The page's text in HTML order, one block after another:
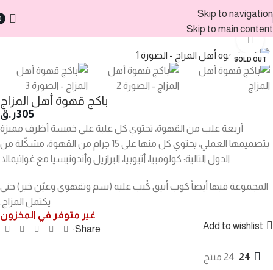
Skip to navigation
Skip to main content
الرئيسية منتجات أخرى
SOLD OUT
Click to enlarge
باكج قهوة أهل المزاج
305ر.ق
أربعة علب من القهوة، تحتوي كل علبة على خمسة أظرف مميزة
بتصميمها العملي، يحتوي كل منها على 15 جرام من القهوة، مشكّلة من
الدول التالية: كولومبيا، أثيوبيا، البرازيل وأندونيسيا مع غواتيمالا.
المجموعة فيها أيضاً كوب أنيق كُتب عليه (سم وتقهوى وعيّن خير) حتى
يكتمل المزاج.
غير متوفر في المخزون
Add to wishlist
Share:
24 24 منتج